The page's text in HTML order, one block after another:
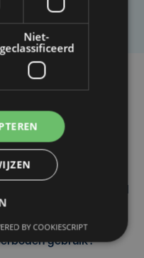
vr 19 juni | 11:35
Oxamyl gevonden op
Kemmelbeek:
water of
gebruik?
Niet-
geclassificeerd
BY COOKIESCRIPT